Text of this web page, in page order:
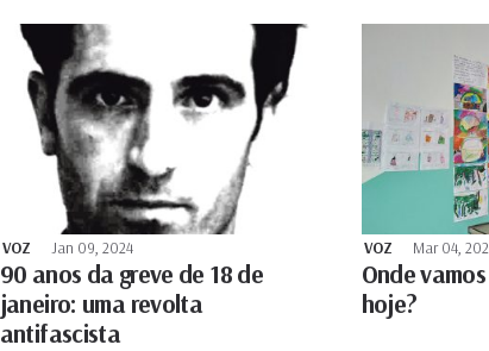
VOZ Jan 09, 2024
90 anos da greve de 18 de
janeiro: uma revolta
antifascista
VOZ Mar 04,
Onde
hoje?